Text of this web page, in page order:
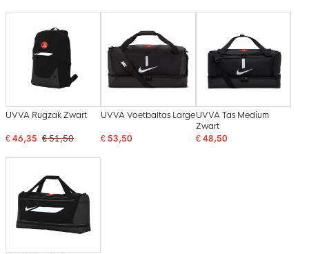
UVVA Rugzak Zwart
€ 46,35 € 51,50
UVVA Voetbaltas Large
€ 53,50
UVVA Tas Medium
Zwart
€ 48,50